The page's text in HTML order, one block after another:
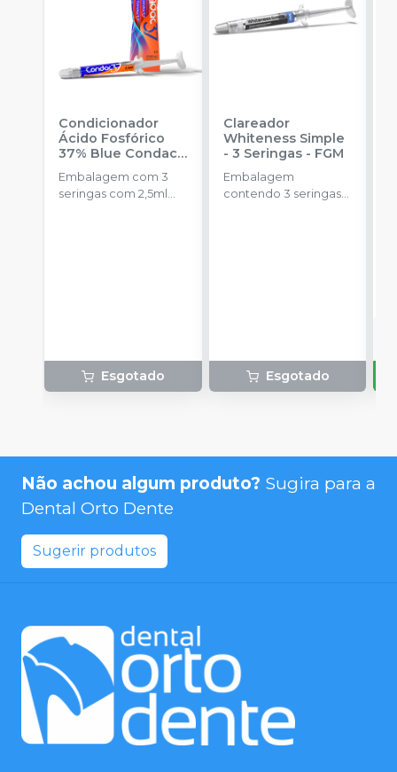
Condicionador
Ácido Fosfórico
37% Blue Condac-
FGM
Embalagem com 3
seringas com 2,5ml
Esgotado
Clareador
Whiteness Simple
- 3 Seringas- FGM
Embalagem
contendo 3 seringas
Esgotado
Não achou algum produto? Sugira para a
Dental Orto Dente
Sugerir produtos